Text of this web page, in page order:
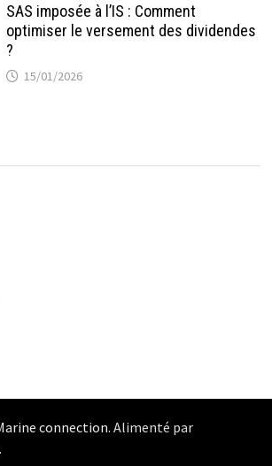
SAS imposée à l’IS : Comment
optimiser le versement des dividendes
?
15/01/2026
connection. Alimenté par
.